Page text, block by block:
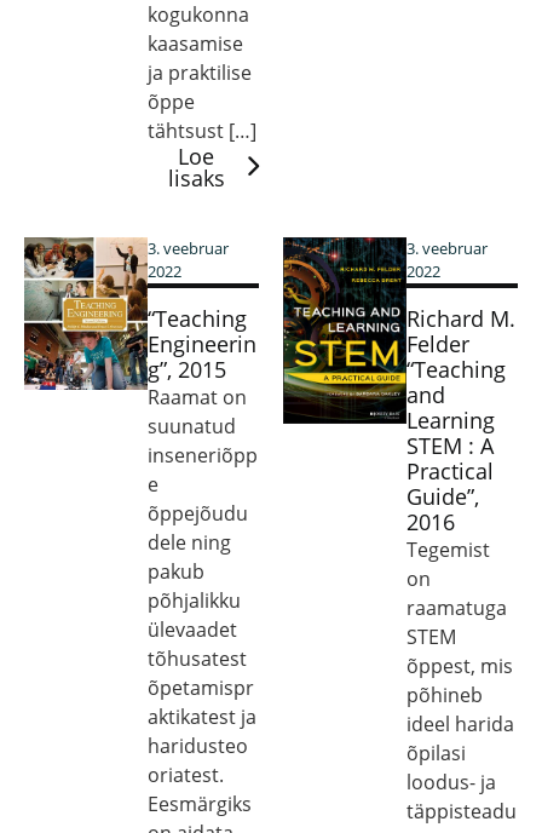
kogukonna
kaasamise
ja praktilise
õppe
tähtsust […]
Loe
lisaks
3. veebruar
2022
“Teaching
Engineerin
g”, 2015
Raamat on
suunatud
inseneriõpp
e
õppejõudu
dele ning
pakub
põhjalikku
ülevaadet
tõhusatest
õpetamispr
aktikatest ja
haridusteo
oriatest.
Eesmärgiks
3. veebruar
2022
Richard M.
Felder
“Teaching
and
Learning
STEM : A
Practical
Guide”,
2016
Tegemist
on
raamatuga
STEM
õppest, mis
põhineb
ideel harida
õpilasi
loodus- ja
täppisteadu